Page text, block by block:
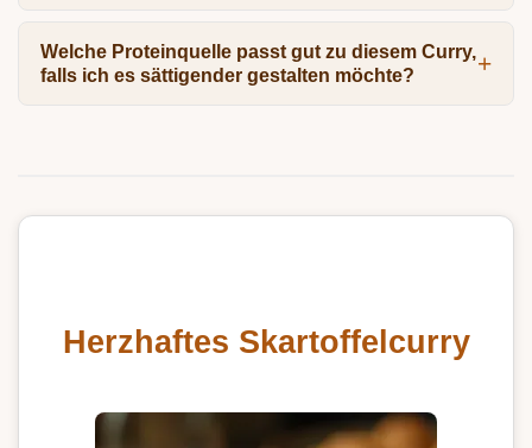
Welche Proteinquelle passt gut zu diesem Curry,
falls ich es sättigender gestalten möchte?
Herzhaftes Skartoffelcurry